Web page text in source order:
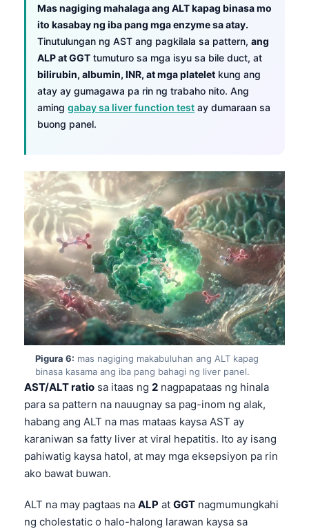
Mas nagiging mahalaga ang ALT kapag binasa mo
ito kasabay ng iba pang mga enzyme sa atay.
Tinutulungan ng AST ang pagkilala sa pattern, ang
ALP at GGT tumuturo sa mga isyu sa bile duct, at
bilirubin, albumin, INR, at mga platelet kung ang
atay ay gumagawa pa rin ng trabaho nito. Ang
aming gabay sa liver function test ay dumaraan sa
buong panel.
Pigura 6: mas nagiging makabuluhan ang ALT kapag
binasa kasama ang iba pang bahagi ng liver panel.
AST/ALT ratio sa itaas ng 2 nagpapataas ng hinala
para sa pattern na nauugnay sa pag-inom ng alak,
habang ang ALT na mas mataas kaysa AST ay
karaniwan sa fatty liver at viral hepatitis. Ito ay isang
pahiwatig kaysa hatol, at may mga eksepsiyon pa rin
ako bawat buwan.
ALT na may pagtaas na ALP at GGT nagmumungkahi
ng cholestatic o halo-halong larawan kaysa sa
हिन्दी
Bahasa Indonesia
Հայերեն
Íslenska
Српски језик
Svenska
Bosanski
Azərbaycan dili
Eesti
日本語
Čeština
ქართული
Русский
Lietuvių kalba
Polski
한국어
Shqip
বাংলা
اردو
मराठी
తెలుగు